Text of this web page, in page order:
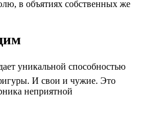
в объятиях собственных же
уникальной способностью
И свои и чужие. Это
неприятной